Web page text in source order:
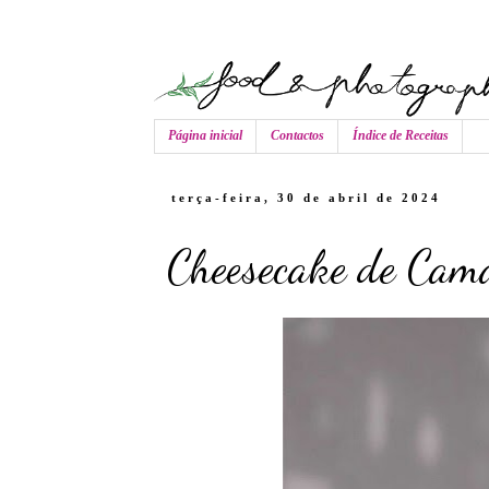
Página inicial Contactos Índice de Receitas
terça-feira, 30 de abril de 2024
Cheesecake de